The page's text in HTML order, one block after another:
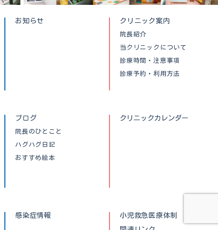
お知らせ クリニック案内
院長紹介
当クリニックについて
診療時間・注意事項
診療予約・利用方法
ブログ
院長のひとこと
ハグハグ日記
おすすめ絵本
クリニックカレンダー
感染症情報
小児救急医療体制